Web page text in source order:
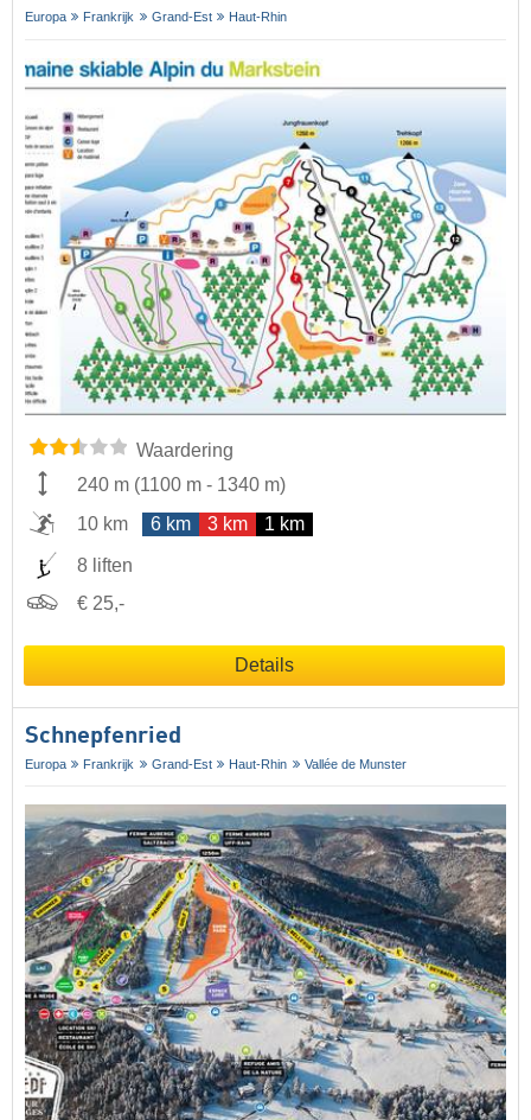
Europa Frankrijk Grand-Est Haut-Rhin
Waardering
240 m (1100 m - 1340 m)
10 km
6 km 3 km 1 km
8 liften
€ 25,-
Details
Schnepfenried
Europa Frankrijk Grand-Est Haut-Rhin Vallée de Munster